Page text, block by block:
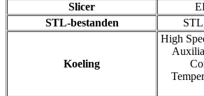
Slicer
STL-bestanden
Koeling
High